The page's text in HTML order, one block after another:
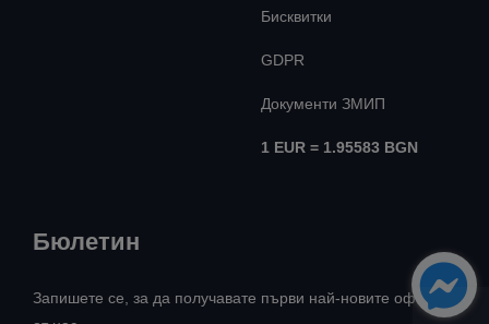
Бисквитки
GDPR
Документи ЗМИП
1 EUR = 1.95583 BGN
Бюлетин
Запишете се, за да получавате първи най-новите оферти